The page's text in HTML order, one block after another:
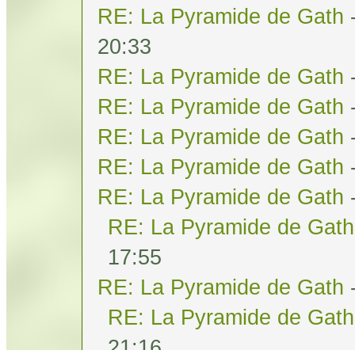
RE: La Pyramide de Gath
20:33
RE: La Pyramide de Gath
RE: La Pyramide de Gath
RE: La Pyramide de Gath
RE: La Pyramide de Gath
RE: La Pyramide de Gath
RE: La Pyramide de Gath
17:55
RE: La Pyramide de Gath
RE: La Pyramide de Gath